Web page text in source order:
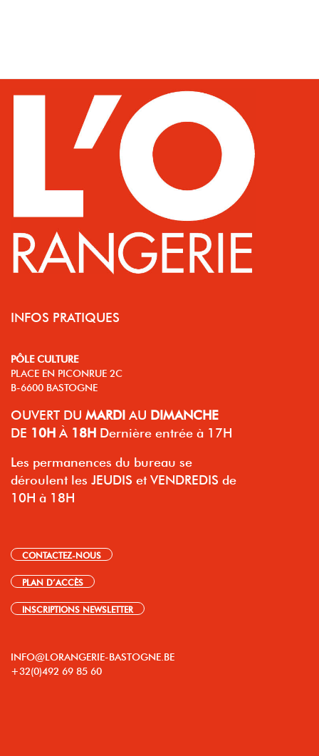
INFOS PRATIQUES
PÔLE CULTURE
PLACE EN PICONRUE 2C
B-6600 BASTOGNE
OUVERT DU MARDI AU DIMANCHE
DE 10H À 18H Dernière entrée à 17H
Les permanences du bureau se
déroulent les JEUDIS et VENDREDIS de
10H à 18H
CONTACTEZ-NOUS
PLAN D’ACCÈS
INSCRIPTIONS NEWSLETTER
INFO@LORANGERIE-BASTOGNE.BE
+32(0)492 69 85 60